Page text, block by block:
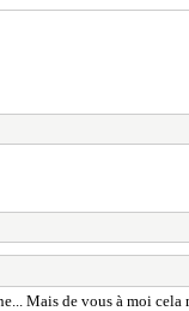
Mais de vous à moi